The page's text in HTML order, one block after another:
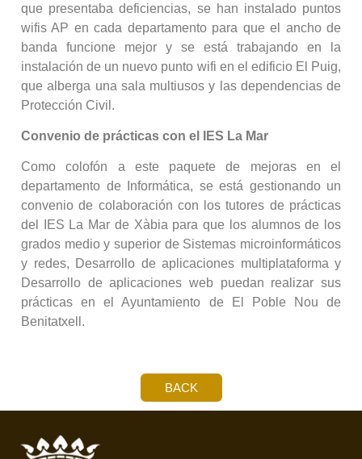
que presentaba deficiencias, se han instalado puntos
wifis AP en cada departamento para que el ancho de
banda funcione mejor y se está trabajando en la
instalación de un nuevo punto wifi en el edificio El Puig,
que alberga una sala multiusos y las dependencias de
Protección Civil.
Convenio de prácticas con el IES La Mar
Como colofón a este paquete de mejoras en el
departamento de Informática, se está gestionando un
convenio de colaboración con los tutores de prácticas
del IES La Mar de Xàbia para que los alumnos de los
grados medio y superior de Sistemas microinformáticos
y redes, Desarrollo de aplicaciones multiplataforma y
Desarrollo de aplicaciones web puedan realizar sus
prácticas en el Ayuntamiento de El Poble Nou de
Benitatxell.
BACK